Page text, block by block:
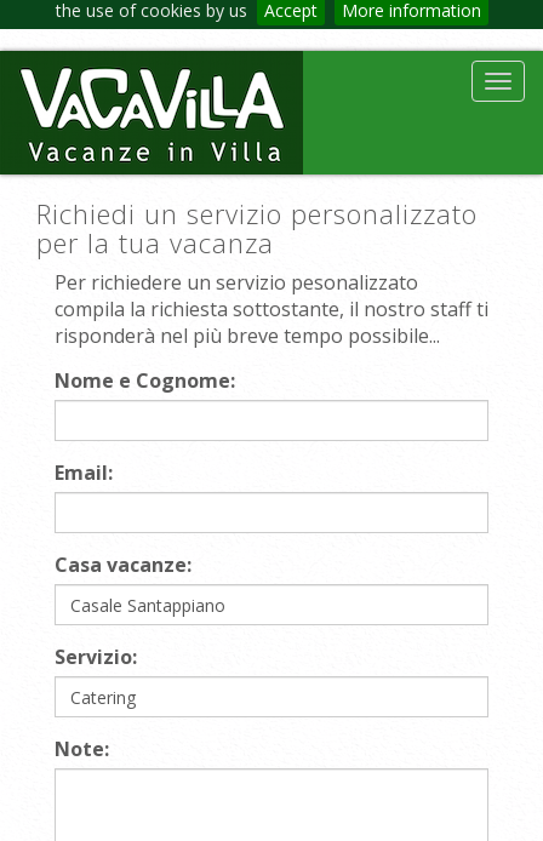
the use of cookies by us Accept More information
Richiedi un servizio personalizzato
per la tua vacanza
Per richiedere un servizio pesonalizzato
compila la richiesta sottostante, il nostro staff ti
risponderà nel più breve tempo possibile...
Nome e Cognome:
Email:
Casa vacanze:
Servizio:
Note: